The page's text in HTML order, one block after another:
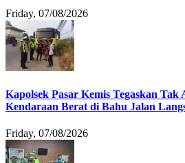
Friday, 07/08/2026
Kapolsek Pasar Kemis Tegaskan Tak
Kendaraan Berat di Bahu Jalan
Friday, 07/08/2026